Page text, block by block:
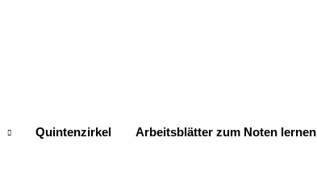
Quintenzirkel Arbeitsblätter zum Noten lernen